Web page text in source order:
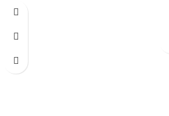
Плотность - 135 г/м2